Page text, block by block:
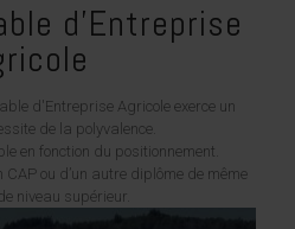
d'Entreprise
d'Entreprise Agricole exerce un
de la polyvalence.
en fonction du positionnement.
CAP ou d’un autre diplôme de même
niveau supérieur.